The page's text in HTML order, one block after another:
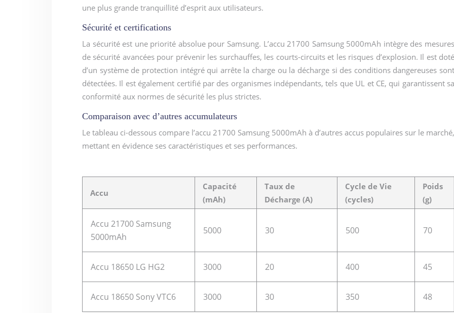
une plus grande tranquillité d’esprit aux utilisateurs.
Sécurité et certifications
La sécurité est une priorité absolue pour Samsung. L’accu 21700 Samsung 5000mAh intègre des mesures
de sécurité avancées pour prévenir les surchauffes, les courts-circuits et les risques d’explosion. Il est doté
d’un système de protection intégré qui arrête la charge ou la décharge si des conditions dangereuses sont
détectées. Il est également certifié par des organismes indépendants, tels que UL et CE, qui garantissent sa
conformité aux normes de sécurité les plus strictes.
Comparaison avec d’autres accumulateurs
Le tableau ci-dessous compare l’accu 21700 Samsung 5000mAh à d’autres accus populaires sur le marché,
mettant en évidence ses caractéristiques et ses performances.
Accu
Capacité
(mAh)
Taux de
Décharge (A)
Cycle de Vie
(cycles)
Poids
(g)
Accu 21700 Samsung
5000mAh
5000 30 500 70
Accu 18650 LG HG2 3000 20 400 45
Accu 18650 Sony VTC6 3000 30 350 48